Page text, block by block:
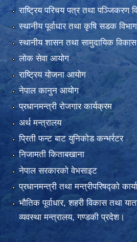
राष्ट्रिय परिचय पत्र तथा पञ्जिकरण
स्थानीय पूर्वाधार तथा कृषि सडक विभाग
स्थानीय शासन तथा सामुदायिक
लोक सेवा आयोग
राष्ट्रिय योजना आयोग
नेपाल कानुन आयोग
प्रधानमन्त्री रोजगार कार्यक्रम
अर्थ मन्त्रालय
प्रिती फन्ट बाट युनिकोड कन्भर्रटर
निजामती किताबखाना
नेपाल सरकारको वेभसाइट
प्रधानमन्त्री तथा मन्त्रीपरिषद्को
भौतिक पूर्वाधार, शहरी विकास तथा
व्यवस्था मन्त्रालय, गण्डकी प्रदेश।